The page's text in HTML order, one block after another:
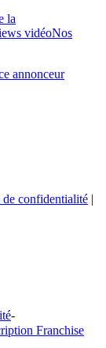
la
vidéoNos
annonceur
confidentialité |
-
Franchise